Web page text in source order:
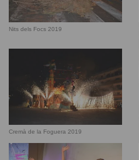
Nits dels Focs 2019
Cremà de la Foguera 2019